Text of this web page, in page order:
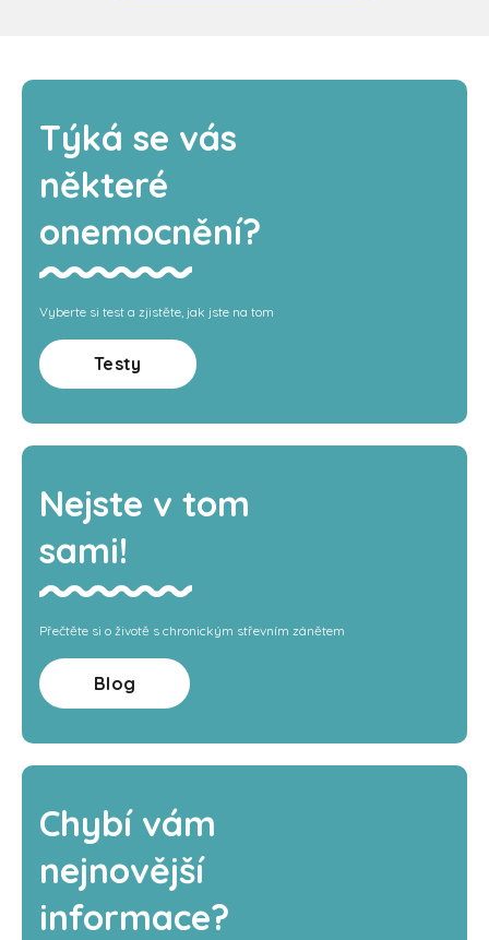
Týká se vás
některé
onemocnění?
Vyberte si test a zjistěte, jak jste na tom
Testy
Nejste v tom
sami!
Přečtěte si o životě s chronickým střevním zánětem
Blog
Chybí vám
nejnovější
informace?